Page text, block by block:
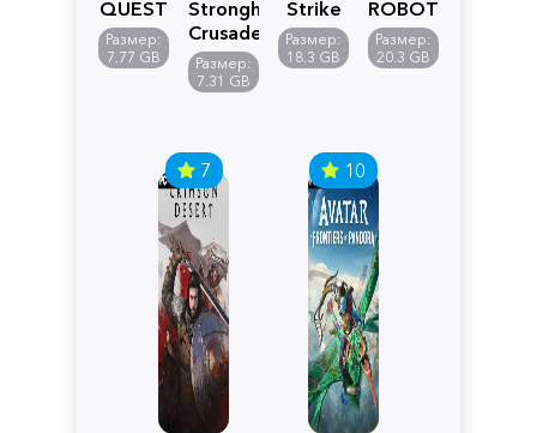
QUEST
VII
Reimagined
Размер:
7.77 GB
Stronghold
Crusader:
Definitive
Edition
Размер:
7.31 GB
Strike
5
Размер:
18.3 GB
ROBOT
WARS
Y
Размер:
20.3 GB
7 10